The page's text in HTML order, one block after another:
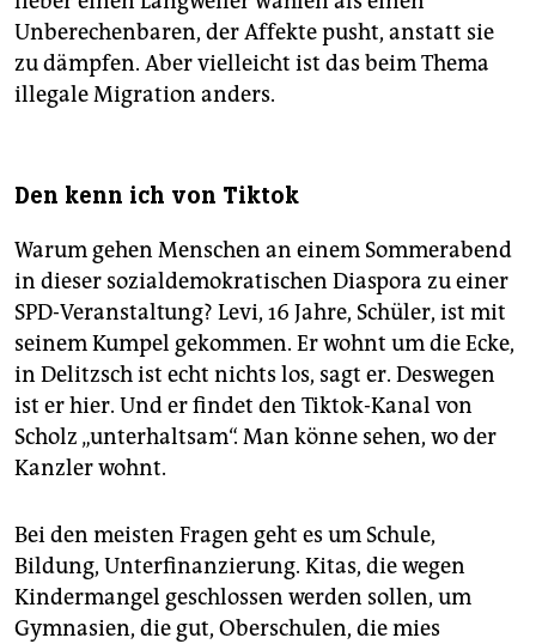
Unberechenbaren, der Affekte pusht, anstatt sie
zu dämpfen. Aber vielleicht ist das beim Thema
illegale Migration anders.
Den kenn ich von Tiktok
Warum gehen Menschen an einem Sommerabend
in dieser sozialdemokratischen Diaspora zu einer
SPD-Veranstaltung? Levi, 16 Jahre, Schüler, ist mit
seinem Kumpel gekommen. Er wohnt um die Ecke,
in Delitzsch ist echt nichts los, sagt er. Deswegen
ist er hier. Und er findet den Tiktok-Kanal von
Scholz „unterhaltsam“. Man könne sehen, wo der
Kanzler wohnt.
Bei den meisten Fragen geht es um Schule,
Bildung, Unterfinanzierung. Kitas, die wegen
Kindermangel geschlossen werden sollen, um
Gymnasien, die gut, Oberschulen, die mies